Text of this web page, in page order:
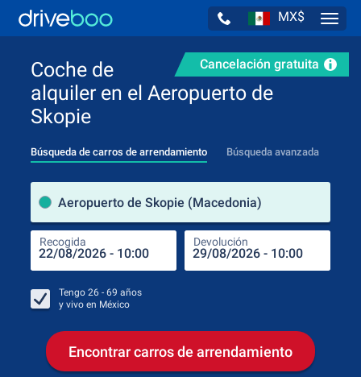
MX$
Cancelación gratuita
Coche de
alquiler en el Aeropuerto de
Skopie
Búsqueda de carros de arrendamiento Búsqueda avanzada
Aeropuerto de Skopie (Macedonia)
Recogida Devolución
Tengo 26 - 69 años
y vivo en México
Encontrar carros de arrendamiento